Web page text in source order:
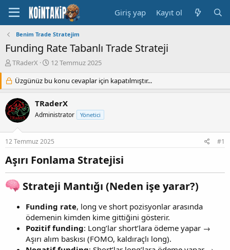
Giriş yap Kayıt ol
Benim Trade Stratejim
Funding Rate Tabanlı Trade Strateji
K
n
u
y
u
B
l
t
a
n
TRaderX
B
ş
l
a
n
g
t
a
r
i
h
i
12 Temmuz 2025
Üzgünüz bu konu cevaplar için kapatılmıştır...
TRaderX
Administrator Yönetici
12 Temmuz 2025 #1
Aşırı Fonlama Stratejisi
Strateji Mantığı (Neden işe yarar?)
Funding rate, long ve short pozisyonlar arasında
ödemenin kimden kime gittiğini gösterir.
Pozitif funding: Long’lar short’lara ödeme yapar →
Aşırı alım baskısı (FOMO, kaldıraçlı long).